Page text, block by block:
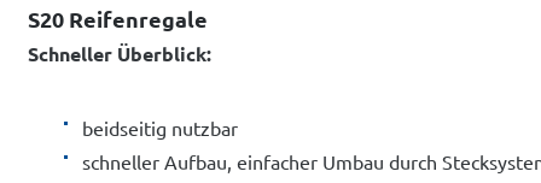
S20 Reifenregale
Schneller Überblick:
beidseitig nutzbar
schneller Aufbau, einfacher Umbau durch